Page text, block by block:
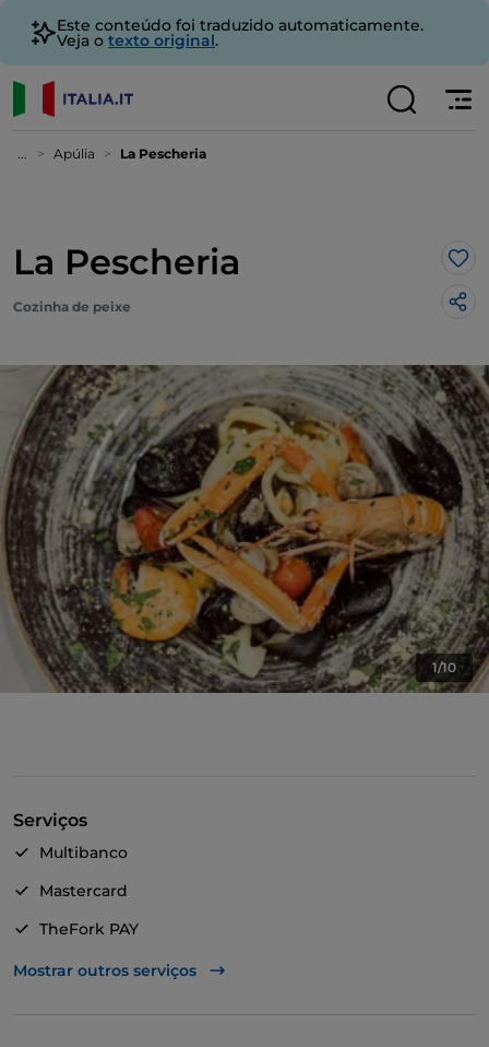
Este conteúdo foi traduzido automaticamente.
Veja o texto original.
... Apúlia La Pescheria
La Pescheria
Cozinha de peixe
1/10
Serviços
Multibanco
Mastercard
TheFork PAY
UnionPay via TheFork PAY
Mostrar outros serviços